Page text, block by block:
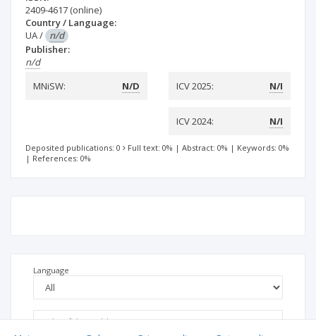
2409-4617 (online)
Country / Language:
UA/ n/d
Publisher:
n/d
MNiSW:
N/D ICV 2025: N/I
ICV 2024: N/I
Deposited publications: 0 Full text: 0% | Abstract: 0% | Keywords: 0%
| References: 0%
Language